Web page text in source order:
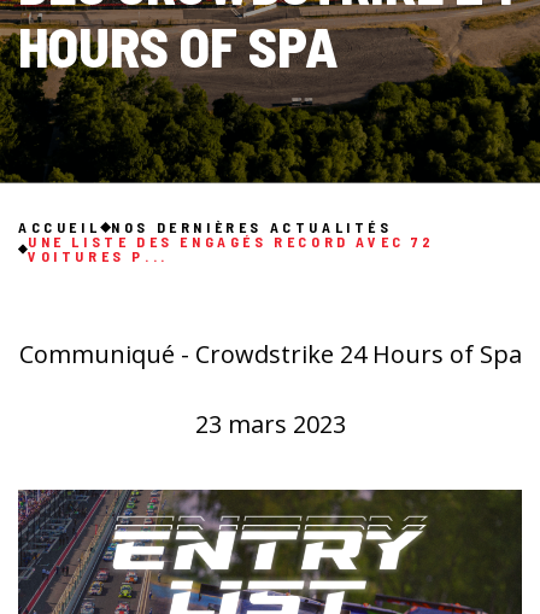
HOURS OF SPA
ACCUEIL
NOS DERNIÈRES ACTUALITÉS
UNE LISTE DES ENGAGÉS RECORD AVEC 72
VOITURES P...
Communiqué - Crowdstrike 24 Hours of Spa
23 mars 2023